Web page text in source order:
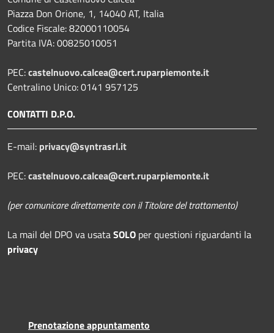
Piazza Don Orione, 1, 14040 AT, Italia
Codice Fiscale: 82000110054
Partita IVA: 00825010051
PEC:castelnuovo.calcea@cert.ruparpiemonte.it
Centralino Unico: 0141 957125
CONTATTI D.P.O.
E-mail: privacy@syntrasrl.it
PEC:castelnuovo.calcea@cert.ruparpiemonte.it
(per comunicare direttamente con il Titolare del trattamento)
La mail del DPO va usataSOLO per questioni riguardanti la
privacy
Prenotazione appuntamento